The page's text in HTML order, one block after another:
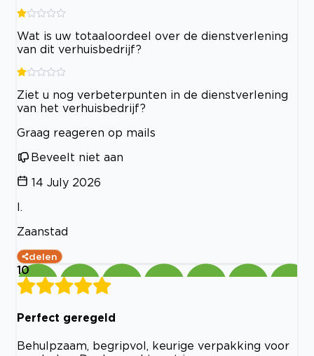
Wat is uw totaaloordeel over de dienstverlening
van dit verhuisbedrijf?
Ziet u nog verbeterpunten in de dienstverlening
van het verhuisbedrijf?
Graag reageren op mails
Beveelt niet aan
14 July 2026
I.
Zaanstad
delen
10
Perfect geregeld
Behulpzaam, begripvol, keurige verpakking voor